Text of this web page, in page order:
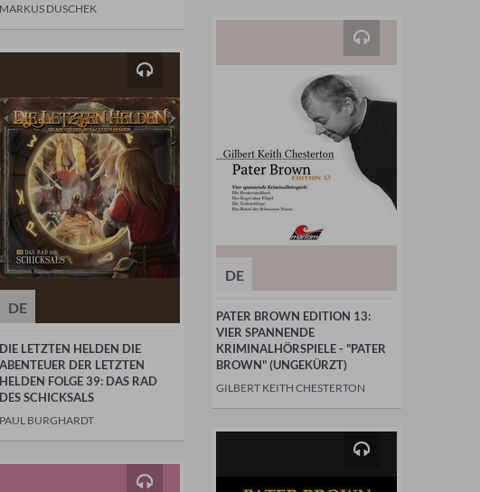
MARKUS DUSCHEK
DE
DIE LETZTEN HELDEN DIE
ABENTEUER DER LETZTEN
HELDEN FOLGE 39: DAS RAD
DES SCHICKSALS
PAUL BURGHARDT
DE
PATER BROWN EDITION 13:
VIER SPANNENDE
KRIMINALHÖRSPIELE - "PATER
BROWN" (UNGEKÜRZT)
GILBERT KEITH CHESTERTON